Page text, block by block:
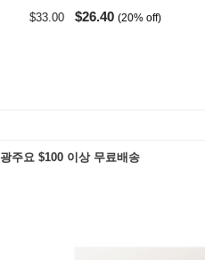
$33.00$26.40(20% off)
광주요 $100 이상 무료배송